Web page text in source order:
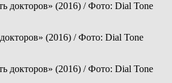
(2016) / Фото: Dial Tone